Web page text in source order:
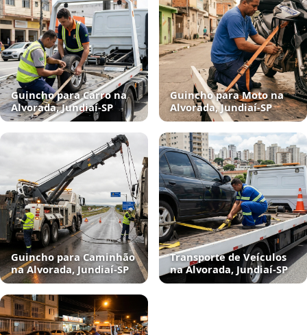
Guincho para Carro na
Alvorada, Jundiaí‑SP
Guincho para Moto na
Alvorada, Jundiaí‑SP
Guincho para Caminhão
na Alvorada, Jundiaí‑SP
Transporte de Veículos
na Alvorada, Jundiaí‑SP